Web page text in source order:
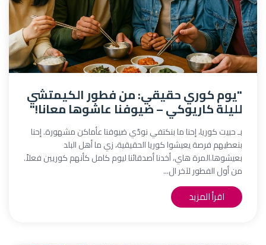
"يوم كوري حقيقي: من فطور الكيمتشي
لليلة كاريوكي – ضيوفنا عاشوها معانا!"
بـ حبيت كوريا، إحنا ما بنكتفي نودّي ضيوفنا عأماكن مشهورة. إحنا
بنعطيهم فرصة يعيشوا كوريا الحقيقية، زي ما أهل البلد
بعيشوها.المرة هاي، أخدنا أصدقائنا ليوم كامل كأنهم كوريين فعلاً.
من أول الفطور لآخر ال...
اقرأ المزيد